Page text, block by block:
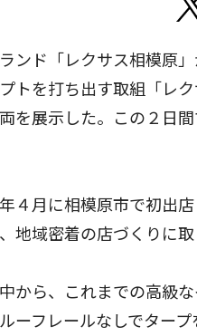
ンド「レクサス相模原
トを打ち出す取組「
を展示した。この２日
４月に相模原市で初出
地域密着の店づくりに取
から、これまでの高級
ーフレールなしでター